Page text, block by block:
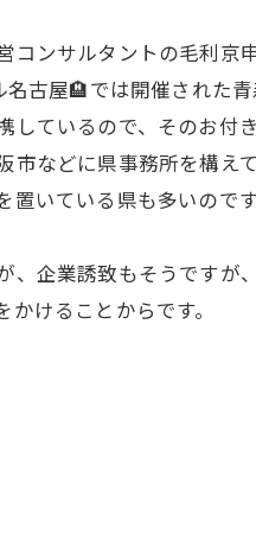
ンサルタントの毛利京申
古屋🏨では開催された
しているので、そのお
などに県事務所を構え
置いている県も多いので
企業誘致もそうですが
けることからです。